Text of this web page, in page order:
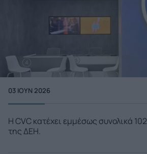
03 ΙΟΥΝ 2026
Η CVC κατέχει εμμέσως συνολικά
της ΔΕH.